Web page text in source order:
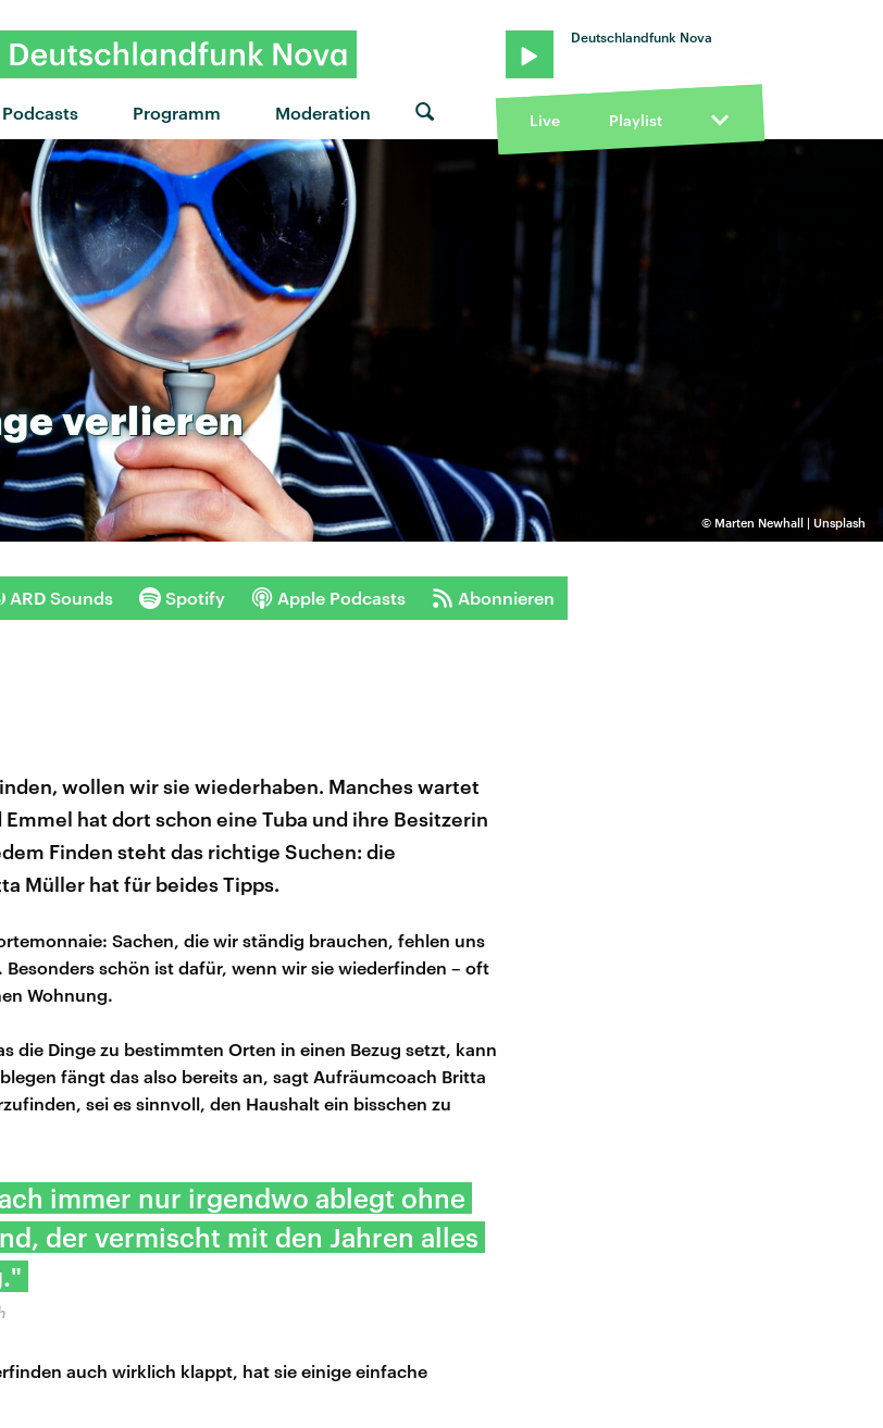
Podcasts Programm Moderation
Deutschlandfunk Nova
Live Playlist
© Marten Newhall | Unsplash
verlieren
ARD Sounds Spotify Apple Podcasts Abonnieren
wollen wir sie wiederhaben. Manches wartet
hat dort schon eine Tuba und ihre Besitzerin
Finden steht das richtige Suchen: die
Müller hat für beides Tipps.
Sachen, die wir ständig brauchen, fehlen uns
Besonders schön ist dafür, wenn wir sie wiederfinden – oft
Wohnung.
die Dinge zu bestimmten Orten in einen Bezug setzt, kann
fängt das also bereits an, sagt Aufräumcoach Britta
sei es sinnvoll, den Haushalt ein bisschen zu
immer nur irgendwo ablegt ohne
der vermischt mit den Jahren alles
auch wirklich klappt, hat sie einige einfache